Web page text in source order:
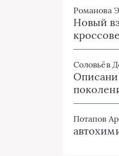
Романова
Новый
Соловьёв
Потапов